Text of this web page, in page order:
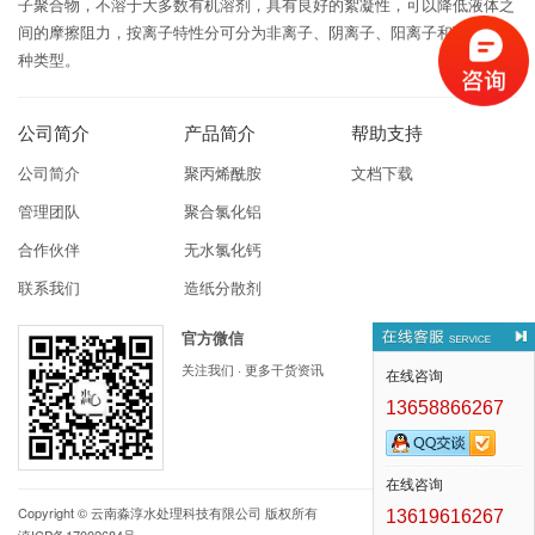
间的摩擦阻力，按离子特性分可分为非离子、阴离子、阳离子和两性型四
种类型。
公司简介
公司简介
管理团队
合作伙伴
联系我们
产品简介
聚丙烯酰胺
聚合氯化铝
无水氯化钙
造纸分散剂
帮助支持
文档下载
官方微信
关注我们 · 更多干货资讯
Copyright ©云南淼淳水处理科技有限公司 版权所有
在线咨询
13658866267
在线咨询
13619616267